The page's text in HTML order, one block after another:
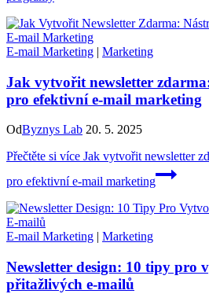
E-mail Marketing | Marketing
Jak vytvořit newsletter
pro efektivní e-mail marketing
OdByznys Lab 20. 5. 2025
Přečtěte si více Jak vytvořit newsletter
pro efektivní e-mail marketing
E-mail Marketing | Marketing
Newsletter design: 10 tipy pro
přitažlivých e-mailů